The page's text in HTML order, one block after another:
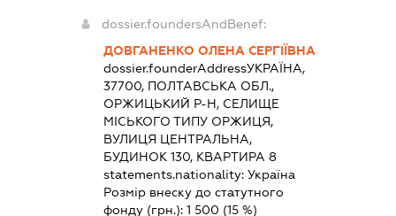
dossier.foundersAndBenef:
ДОВГАНЕНКО ОЛЕНА СЕРГІЇВНА
dossier.founderAddressУКРАЇНА,
37700, ПОЛТАВСЬКА ОБЛ.,
ОРЖИЦЬКИЙ Р-Н, СЕЛИЩЕ
МІСЬКОГО ТИПУ ОРЖИЦЯ,
ВУЛИЦЯ ЦЕНТРАЛЬНА,
БУДИНОК 130, КВАРТИРА 8
statements.nationality:Україна
Розмір внеску до статутного
фонду (грн.):1 500 (15 %)